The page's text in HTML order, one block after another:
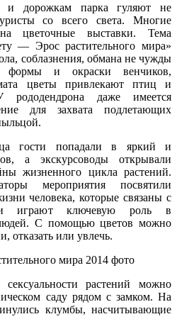
и дорожкам парка гуляют не
со всего света. Многие
цветочные выставки. Тема
— Эрос растительного мира»
соблазнения, обмана не чужды
и окраски венчиков,
цветы привлекают птиц и
рододендрона даже имеется
для захвата подлетающих
гости попадали в яркий и
а экскурсоводы открывали
жизненного цикла растений.
мероприятия посвятили
человека, которые связаны с
играют ключевую роль в
С помощью цветов можно
отказать или увлечь.
сексуальности растений можно
саду рядом с замком. На
клумбы, насчитывающие